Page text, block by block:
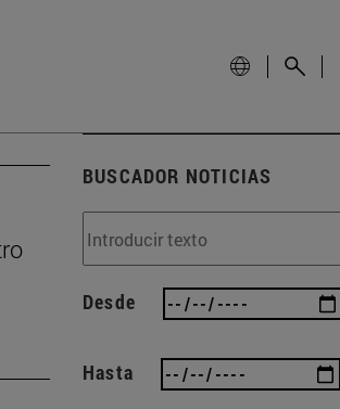
BUSCADOR NOTICIAS
Desde
Hasta